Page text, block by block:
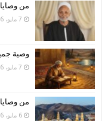
من
7 مايو، 2026
وصية
7 مايو، 2026
من
6 مايو، 2026